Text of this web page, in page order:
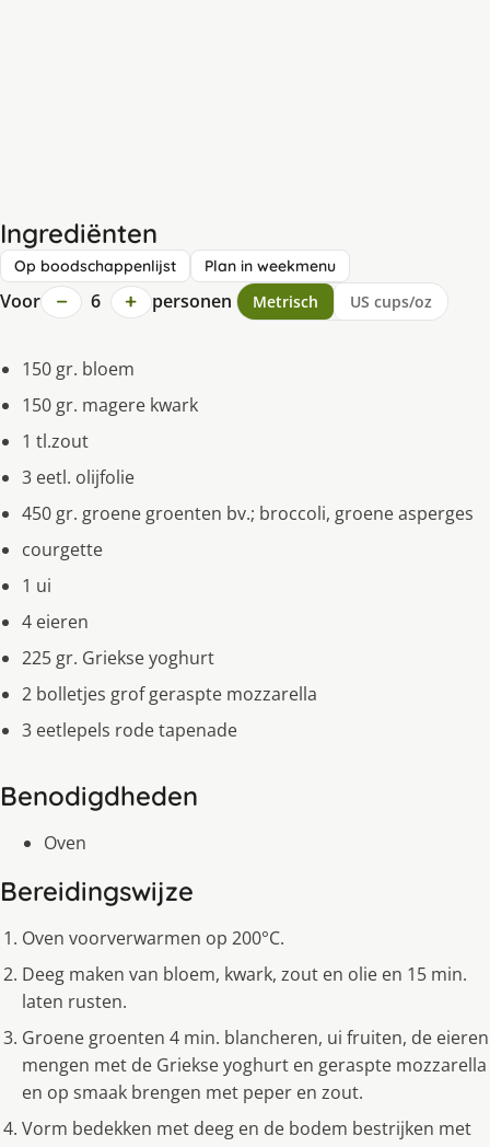
Ingrediënten
Op boodschappenlijst Plan in weekmenu
Voor − 6 + personen Metrisch US cups/oz
150 gr. bloem
150 gr. magere kwark
1 tl.zout
3 eetl. olijfolie
450 gr. groene groenten bv.; broccoli, groene asperges
courgette
1 ui
4 eieren
225 gr. Griekse yoghurt
2 bolletjes grof geraspte mozzarella
3 eetlepels rode tapenade
Benodigdheden
Oven
Bereidingswijze
Oven voorverwarmen op 200°C.
Deeg maken van bloem, kwark, zout en olie en 15 min.
laten rusten.
Groene groenten 4 min. blancheren, ui fruiten, de eieren
mengen met de Griekse yoghurt en geraspte mozzarella
en op smaak brengen met peper en zout.
Vorm bedekken met deeg en de bodem bestrijken met